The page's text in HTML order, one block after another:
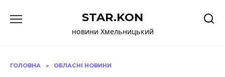
до
STAR.KON
новини Хмельницький
ГОЛОВНА » ОБЛАСНІ НОВИНИ